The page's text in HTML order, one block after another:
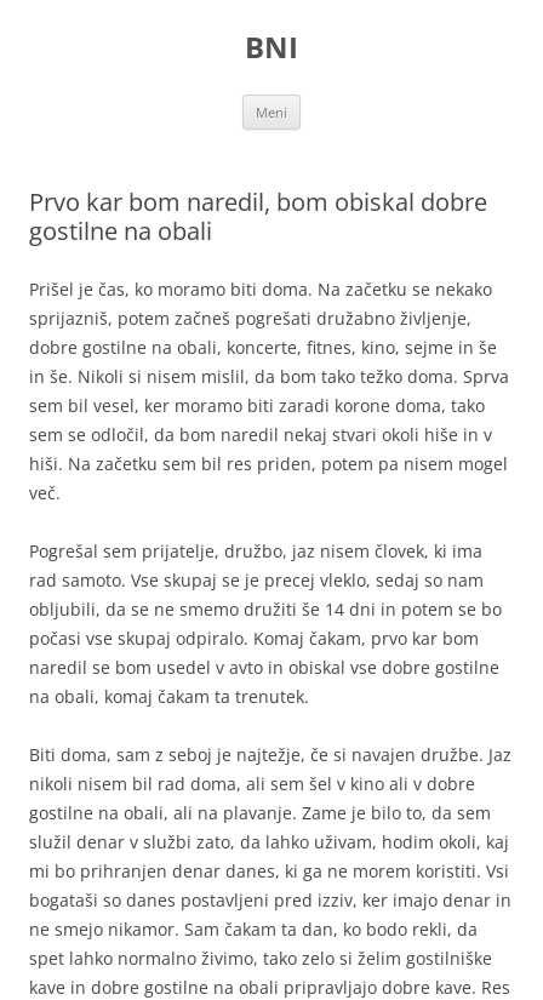
BNI
Meni
Prvo kar bom naredil, bom obiskal dobre
gostilne na obali
Prišel je čas, ko moramo biti doma. Na začetku se nekako
sprijazniš, potem začneš pogrešati družabno življenje,
dobre gostilne na obali, koncerte, fitnes, kino, sejme in še
in še. Nikoli si nisem mislil, da bom tako težko doma. Sprva
sem bil vesel, ker moramo biti zaradi korone doma, tako
sem se odločil, da bom naredil nekaj stvari okoli hiše in v
hiši. Na začetku sem bil res priden, potem pa nisem mogel
več.
Pogrešal sem prijatelje, družbo, jaz nisem človek, ki ima
rad samoto. Vse skupaj se je precej vleklo, sedaj so nam
obljubili, da se ne smemo družiti še 14 dni in potem se bo
počasi vse skupaj odpiralo. Komaj čakam, prvo kar bom
naredil se bom usedel v avto in obiskal vse dobre gostilne
na obali, komaj čakam ta trenutek.
Biti doma, sam z seboj je najtežje, če si navajen družbe. Jaz
nikoli nisem bil rad doma, ali sem šel v kino ali v dobre
gostilne na obali, ali na plavanje. Zame je bilo to, da sem
služil denar v službi zato, da lahko uživam, hodim okoli, kaj
mi bo prihranjen denar danes, ki ga ne morem koristiti. Vsi
bogataši so danes postavljeni pred izziv, ker imajo denar in
ne smejo nikamor. Sam čakam ta dan, ko bodo rekli, da
spet lahko normalno živimo, tako zelo si želim gostilniške
kave in dobre gostilne na obali pripravljajo dobre kave. Res